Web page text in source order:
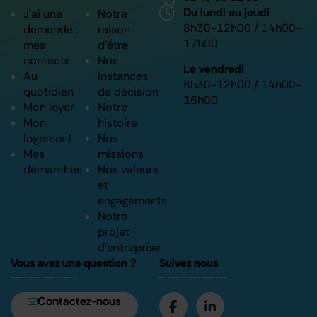
J’ai une
demande :
mes
contacts
Au
quotidien
Mon loyer
Mon
logement
Mes
démarches
Notre
raison
d’être
Nos
instances
de décision
Notre
histoire
Nos
missions
Nos valeurs
et
engagements
Notre
projet
d’entreprise
Du lundi au jeudi
8h30-12h00 / 14h00-
17h00
Le vendredi
8h30-12h00 / 14h00-
16h00
Vous avez une question ?
Contactez-nous
Suivez nous